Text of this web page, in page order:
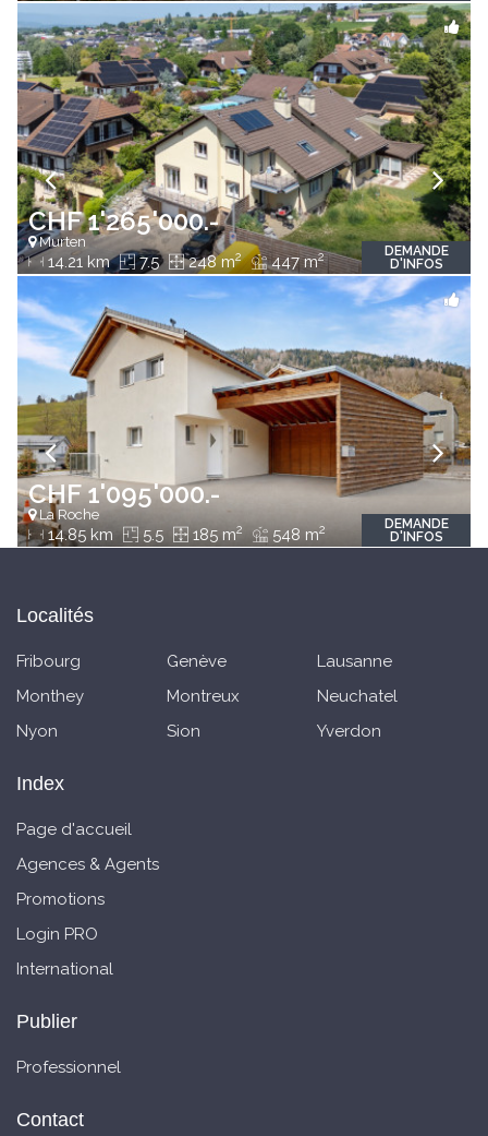
CHF 1'265'000.-
Murten
14.21 km 7.5 248 m2 447 m2
DEMANDE
D'INFOS
CHF 1'095'000.-
La Roche
14.85 km 5.5 185 m2 548 m2
DEMANDE
D'INFOS
Localités
Fribourg Genève
Lausanne
Monthey
Montreux
Neuchatel
Nyon
Sion Yverdon
Index
Page d'accueil
Agences & Agents
Promotions
Login PRO
International
Publier
Professionnel
Contact